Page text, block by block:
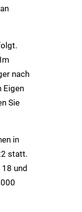
nach
Eigen
Sie
in
statt.
und